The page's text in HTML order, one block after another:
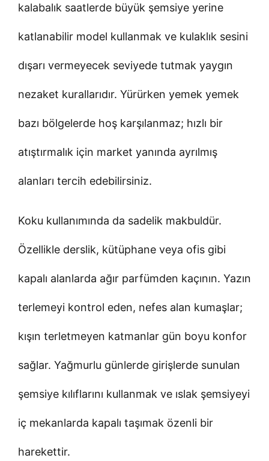
kalabalık saatlerde büyük şemsiye yerine
katlanabilir model kullanmak ve kulaklık sesini
dışarı vermeyecek seviyede tutmak yaygın
nezaket kurallarıdır. Yürürken yemek yemek
bazı bölgelerde hoş karşılanmaz; hızlı bir
atıştırmalık için market yanında ayrılmış
alanları tercih edebilirsiniz.
Koku kullanımında da sadelik makbuldür.
Özellikle derslik, kütüphane veya ofis gibi
kapalı alanlarda ağır parfümden kaçının. Yazın
terlemeyi kontrol eden, nefes alan kumaşlar;
kışın terletmeyen katmanlar gün boyu konfor
sağlar. Yağmurlu günlerde girişlerde sunulan
şemsiye kılıflarını kullanmak ve ıslak şemsiyeyi
iç mekanlarda kapalı taşımak özenli bir
harekettir.